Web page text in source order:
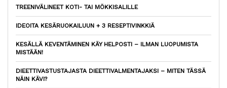
TREENIVÄLINEET KOTI- TAI MÖKKISALILLE
IDEOITA KESÄRUOKAILUUN + 3 RESEPTIVINKKIÄ
KESÄLLÄ KEVENTÄMINEN KÄY HELPOSTI – ILMAN LUOPUMISTA
MISTÄÄN!
DIEETTIVASTUSTAJASTA DIEETTIVALMENTAJAKSI – MITEN TÄSSÄ
NÄIN KÄVI?